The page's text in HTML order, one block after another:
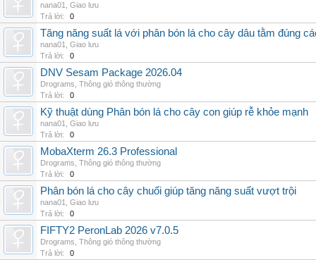
nana01
Giao lưu
Trả lời:
0
Tăng năng suất lá với phân bón lá cho cây dâu tằm đúng
nana01
Giao lưu
Trả lời:
0
DNV Sesam Package 2026.04
Drograms Thông gió thông thường
Trả lời:
0
Kỹ thuật dùng Phân bón lá cho cây con giúp rễ khỏe mạnh
nana01
Giao lưu
Trả lời:
0
MobaXterm 26.3 Professional
Drograms Thông gió thông thường
Trả lời:
0
Phân bón lá cho cây chuối giúp tăng năng suất vượt trội
nana01
Giao lưu
Trả lời:
0
FIFTY2 PeronLab 2026 v7.0.5
Drograms Thông gió thông thường
Trả lời:
0